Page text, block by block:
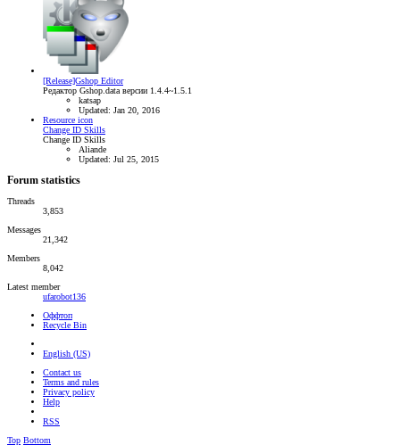
[Release]Gshop Editor
Редактор Gshop.data версии 1.4.4~1.5.1
katsap
Updated: Jan 20, 2016
Resource icon
Change ID Skills
Change ID Skills
Aliande
Updated: Jul 25, 2015
Forum statistics
Threads
3,853
Messages
21,342
Members
8,042
Latest member
ufarobot136
Оффтоп
Recycle Bin
English (US)
Contact us
Terms and rules
Privacy policy
Help
RSS
Top Bottom